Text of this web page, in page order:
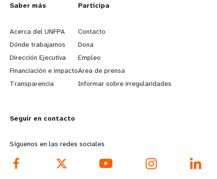
L
e
a
r
n
o
r
e
Saber más
Acerca del UNFPA
Dónde trabajamos
Dirección Ejecutiva
Financiación e impacto
Transparencia
G
o
b
e
y
d
Participa
Contacto
Dona
Empleo
Área de prensa
Informar sobre irregularidades
Seguir en contacto
Síguenos en las redes sociales